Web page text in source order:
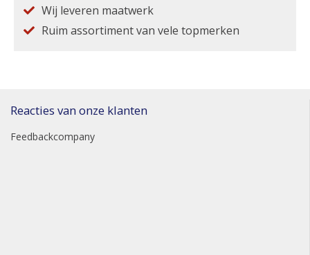
Wij leveren maatwerk
Ruim assortiment van vele topmerken
Reacties van onze klanten
Feedbackcompany